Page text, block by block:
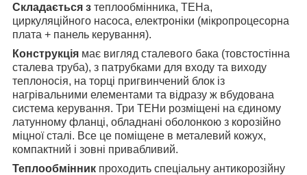
Складається з теплообмінника, ТЕНа,
циркуляційного насоса, електроніки (мікропроцесорна
плата + панель керування).
Конструкція має вигляд сталевого бака (товстостінна
сталева труба), з патрубками для входу та виходу
теплоносія, на торці пригвинчений блок із
нагрівальними елементами та відразу ж вбудована
система керування. Три ТЕНи розміщені на єдиному
латунному фланці, обладнані оболонкою з корозійно
міцної сталі. Все це поміщене в металевий кожух,
компактний і зовні привабливий.
Теплообмінник проходить спеціальну антикорозійну